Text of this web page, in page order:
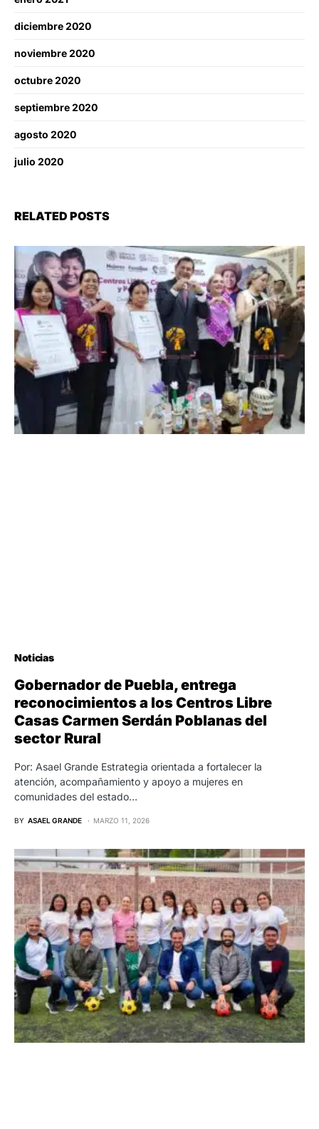
diciembre 2020
noviembre 2020
octubre 2020
septiembre 2020
agosto 2020
julio 2020
RELATED POSTS
Noticias
Gobernador de Puebla, entrega
reconocimientos a los Centros Libre
Casas Carmen Serdán Poblanas del
sector Rural
Por: Asael Grande Estrategia orientada a fortalecer la
atención, acompañamiento y apoyo a mujeres en
comunidades del estado…
BY ASAEL GRANDE MARZO 11, 2026